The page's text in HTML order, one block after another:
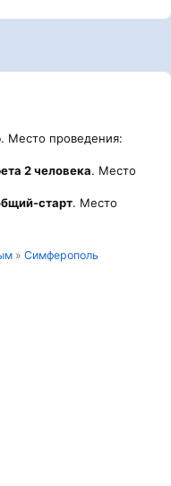
. Место проведения:
2 человека. Место
старт. Место
» Симферополь